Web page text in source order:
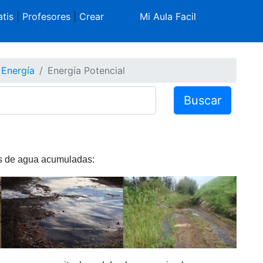
| Profesores| Crear Mi Aula Facil
Energía Potencial
Buscar
de agua acumuladas: